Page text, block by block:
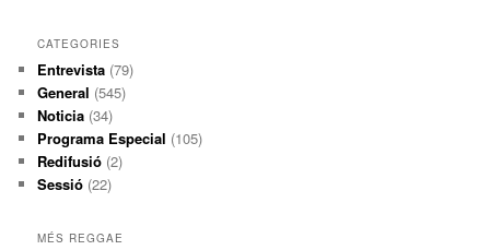
CATEGORIES
Entrevista (79)
General (545)
Noticia (34)
Programa Especial (105)
Redifusió (2)
Sessió (22)
MÉS REGGAE